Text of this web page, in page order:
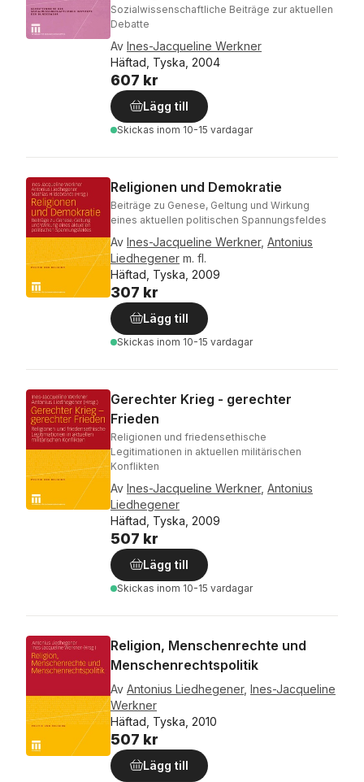
Sozialwissenschaftliche Beiträge zur aktuellen
Debatte
Av Ines-Jacqueline Werkner
Häftad, Tyska, 2004
607 kr
Lägg till
Skickas inom 10-15 vardagar
Religionen und Demokratie
Beiträge zu Genese, Geltung und Wirkung
eines aktuellen politischen Spannungsfeldes
Av Ines-Jacqueline Werkner, Antonius
Liedhegener m. fl.
Häftad, Tyska, 2009
307 kr
Lägg till
Skickas inom 10-15 vardagar
Gerechter Krieg - gerechter
Frieden
Religionen und friedensethische
Legitimationen in aktuellen militärischen
Konflikten
Av Ines-Jacqueline Werkner, Antonius
Liedhegener
Häftad, Tyska, 2009
507 kr
Lägg till
Skickas inom 10-15 vardagar
Religion, Menschenrechte und
Menschenrechtspolitik
Av Antonius Liedhegener, Ines-Jacqueline
Werkner
Häftad, Tyska, 2010
507 kr
Lägg till